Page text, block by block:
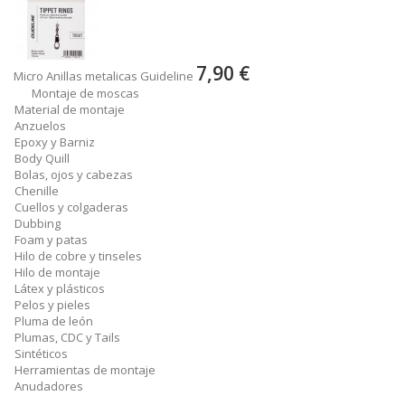
Micro Anillas metalicas Guideline 7,90 €
Montaje de moscas
Material de montaje
Anzuelos
Epoxy y Barniz
Body Quill
Bolas, ojos y cabezas
Chenille
Cuellos y colgaderas
Dubbing
Foam y patas
Hilo de cobre y tinseles
Hilo de montaje
Látex y plásticos
Pelos y pieles
Pluma de león
Plumas, CDC y Tails
Sintéticos
Herramientas de montaje
Anudadores